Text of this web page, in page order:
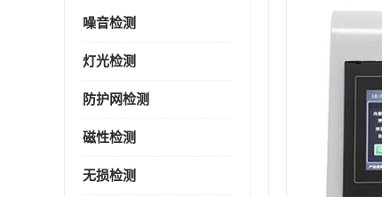
噪音检测
灯光检测
防护网检测
磁性检测
无损检测